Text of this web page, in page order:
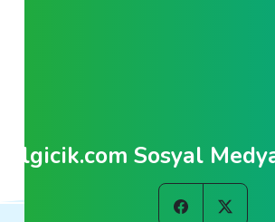
Bilgicik.com Sosyal